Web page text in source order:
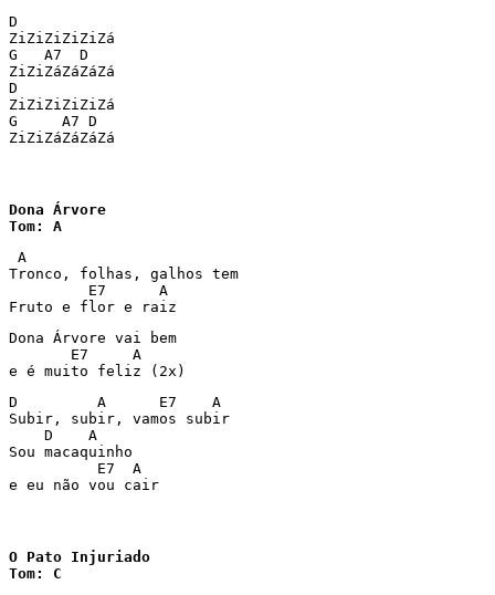
D
ZiZiZiZiZiZá
G   A7  D
ZiZiZáZáZáZá
D
ZiZiZiZiZiZá
G     A7 D
ZiZiZáZáZáZá
Dona Árvore
Tom: A
A
Tronco, folhas, galhos tem
         E7      A
Fruto e flor e raiz
Dona Árvore vai bem
       E7     A
e é muito feliz (2x)
D         A      E7    A
Subir, subir, vamos subir
    D    A
Sou macaquinho
          E7  A
e eu não vou cair
O Pato Injuriado
Tom: C